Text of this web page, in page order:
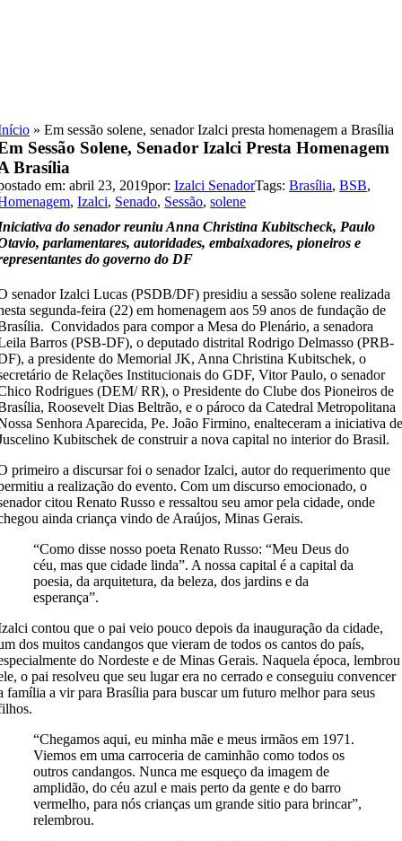
»Em sessão solene, senador Izalci presta homenagem a Brasília
Sessão Solene, Senador Izalci Presta Homenagem
Brasília
em: abril 23, 2019por:Izalci SenadorTags:Brasília,BSB,
,Izalci, Senado, Sessão,solene
do senador reuniu Anna Christina Kubitscheck, Paulo
parlamentares, autoridades, embaixadores, pioneiros e
do governo do DF
senador Izalci Lucas (PSDB/DF) presidiu a sessão solene realizada
segunda-feira (22) em homenagem aos 59 anos de fundação de
Convidados para compor a Mesa do Plenário, a senadora
Barros (PSB-DF), o deputado distrital Rodrigo Delmasso (PRB-
a presidente do Memorial JK, Anna Christina Kubitschek, o
de Relações Institucionais do GDF, Vitor Paulo, o senador
Rodrigues (DEM/ RR), o Presidente do Clube dos Pioneiros de
Roosevelt Dias Beltrão, e o pároco da Catedral Metropolitana
Senhora Aparecida, Pe. João Firmino, enalteceram a iniciativa
Kubitschek de construir a nova capital no interior do Brasil.
primeiro a discursar foi o senador Izalci, autor do requerimento que
a realização do evento. Com um discurso emocionado, o
citou Renato Russo e ressaltou seu amor pela cidade, onde
ainda criança vindo de Araújos, Minas Gerais.
“Como disse nosso poeta Renato Russo: “Meu Deus do
céu, mas que cidade linda”. A nossa capital é a capital da
poesia, da arquitetura, da beleza, dos jardins e da
esperança”.
contou que o pai veio pouco depois da inauguração da cidade,
dos muitos candangos que vieram de todos os cantos do país,
do Nordeste e de Minas Gerais. Naquela época, lembrou
o pai resolveu que seu lugar era no cerrado e conseguiu convencer
família a vir para Brasília para buscar um futuro melhor para seus
“Chegamos aqui, eu minha mãe e meus irmãos em 1971.
Viemos em uma carroceria de caminhão como todos os
outros candangos. Nunca me esqueço da imagem de
amplidão, do céu azul e mais perto da gente e do barro
vermelho, para nós crianças um grande sitio para brincar”,
relembrou.